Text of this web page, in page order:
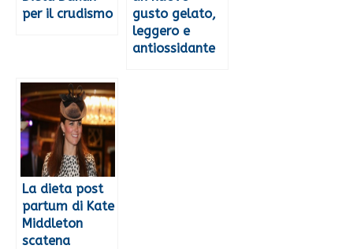
per il crudismo
gusto gelato,
leggero e
antiossidante
La dieta post
partum di Kate
Middleton
scatena